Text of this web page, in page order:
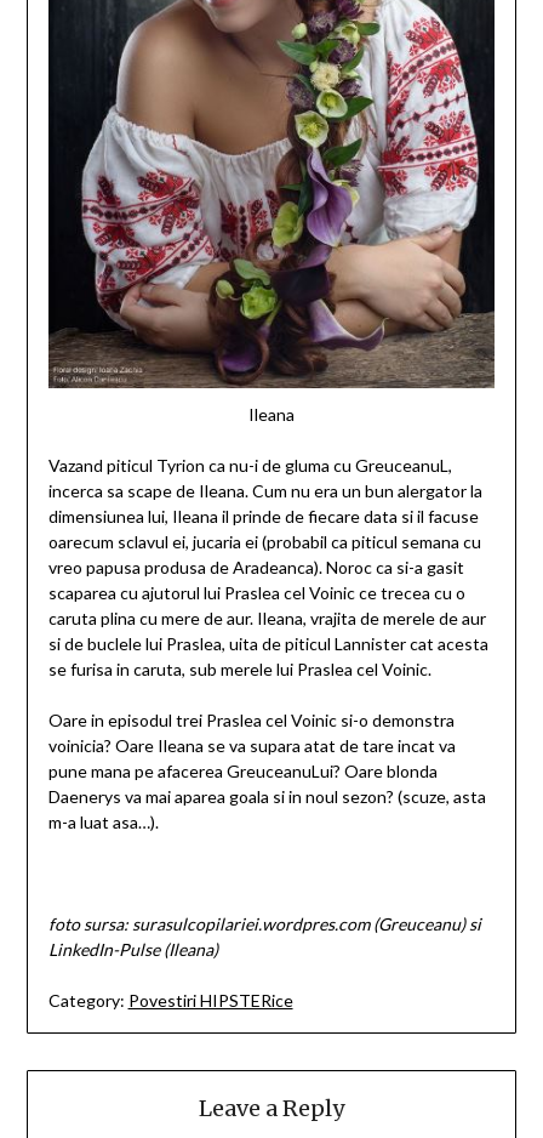
Ileana
Vazand piticul Tyrion ca nu-i de gluma cu GreuceanuL,
incerca sa scape de Ileana. Cum nu era un bun alergator la
dimensiunea lui, Ileana il prinde de fiecare data si il facuse
oarecum sclavul ei, jucaria ei (probabil ca piticul semana cu
vreo papusa produsa de Aradeanca). Noroc ca si-a gasit
scaparea cu ajutorul lui Praslea cel Voinic ce trecea cu o
caruta plina cu mere de aur. Ileana, vrajita de merele de aur
si de buclele lui Praslea, uita de piticul Lannister cat acesta
se furisa in caruta, sub merele lui Praslea cel Voinic.
Oare in episodul trei Praslea cel Voinic si-o demonstra
voinicia? Oare Ileana se va supara atat de tare incat va
pune mana pe afacerea GreuceanuLui? Oare blonda
Daenerys va mai aparea goala si in noul sezon? (scuze, asta
m-a luat asa…).
foto sursa: surasulcopilariei.wordpres.com (Greuceanu) si
LinkedIn-Pulse (Ileana)
Category: Povestiri HIPSTERice
Leave a Reply